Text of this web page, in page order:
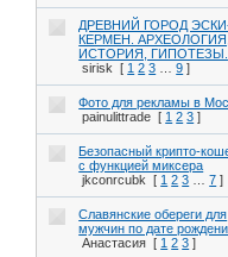
ДРЕВНИЙ ГОРОД
КЕРМЕН. АРХЕОЛОГИЯ,
ИСТОРИЯ, ГИПОТЕЗЫ.
sirisk
[ 1 2 3 9 ]
Фото для рекламы в
painulittrade [ 1 2 3 ]
Безопасный крипто-
с функцией миксера
jkconrcubk
[ 1 2 3 7 ]
Славянские обереги для
мужчин по дате
Анастасия [ 1 2 3 ]